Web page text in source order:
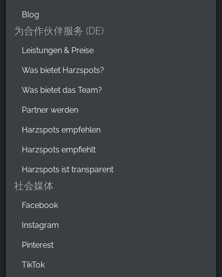
Blog
为合作伙伴服务 (DE)
Leistungen & Preise
Was bietet Harzspots?
Was bietet das Team?
Partner werden
Harzspots empfehlen
Harzspots empfiehlt
Harzspots ist transparent
社会媒体
Facebook
Instagram
Pinterest
TikTok